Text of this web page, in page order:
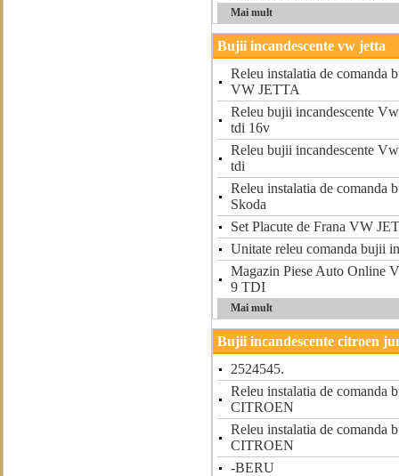
Mai mult
Bujii incandescente vw jetta
Releu instalatia de comanda
VW JETTA
Releu bujii incandescente
tdi 16v
Releu bujii incandescente
tdi
Releu instalatia de comanda
Skoda
Set Placute de Frana VW
Unitate releu comanda bujii
Magazin Piese Auto Online
9 TDI
Mai mult
Bujii incandescente citroen
2524545.
Releu instalatia de comanda
CITROEN
Releu instalatia de comanda
CITROEN
-BERU